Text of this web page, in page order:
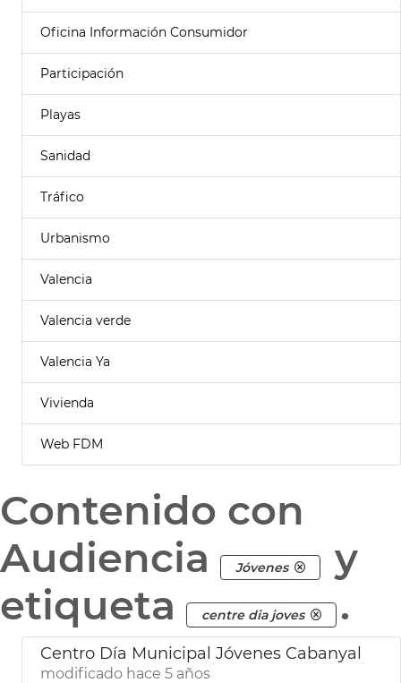
Oficina Información Consumidor
Participación
Playas
Sanidad
Tráfico
Urbanismo
Valencia
Valencia verde
Valencia Ya
Vivienda
Web FDM
Contenido con
Audiencia
Jóvenes
y
etiqueta
centre dia joves .
Centro Día Municipal Jóvenes Cabanyal
modificado hace 5 años